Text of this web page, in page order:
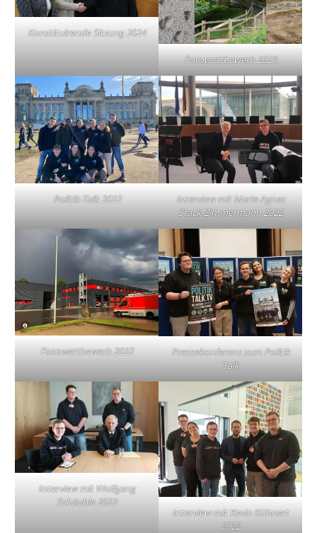
Konstituirende Sitzung 2024
Fotowettbewerb 2023
Politik-Talk 2022
Interview mit Marie Agnes
Stack-Zimmermann 2022
Fotowettbewerb 2022
Pressekonferenz zum Politik
Talk
Interview mit Wolfgang
Schäuble 2022
Interview mit Kevin Kühnert
2022